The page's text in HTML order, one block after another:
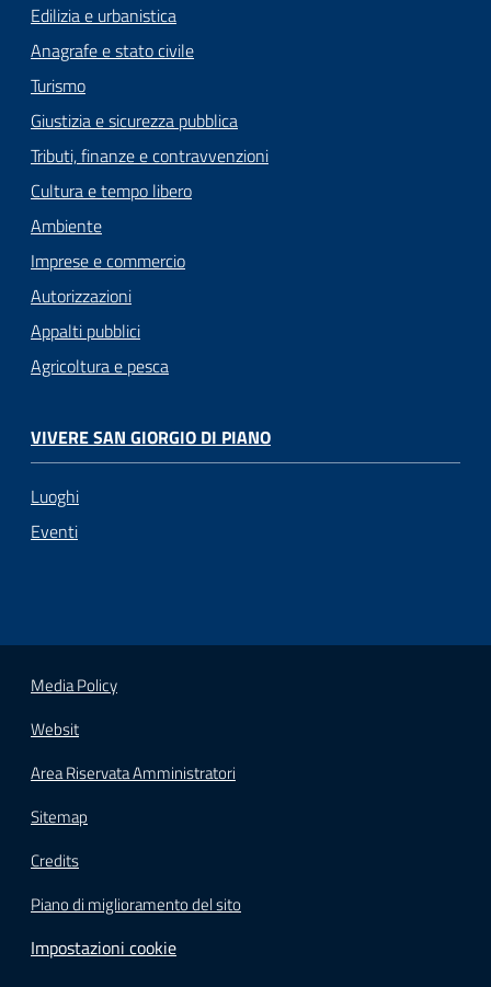
Edilizia e urbanistica
Anagrafe e stato civile
Turismo
Giustizia e sicurezza pubblica
Tributi, finanze e contravvenzioni
Cultura e tempo libero
Ambiente
Imprese e commercio
Autorizzazioni
Appalti pubblici
Agricoltura e pesca
VIVERE SAN GIORGIO DI PIANO
Luoghi
Eventi
Media Policy
Websit
Area Riservata Amministratori
Sitemap
Credits
Piano di miglioramento del sito
Impostazioni cookie